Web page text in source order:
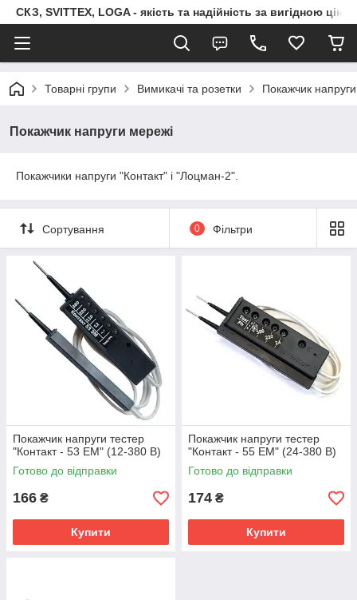
СКЗ, SVITTEX, LOGA - якість та надійність за вигідною
Товарні групи Вимикачі та розетки Покажчик
Покажчик напруги мережі
Покажчики напруги "Контакт" і "Лоцман-2".
Сортування 0 Фільтри
Покажчик напруги тестер
"Контакт - 53 ЕМ" (12-380 В)
Готово до відправки
166 ₴
Купити
Покажчик напруги тестер
"Контакт - 55 ЕМ" (24-380 В)
Готово до відправки
174 ₴
Купити